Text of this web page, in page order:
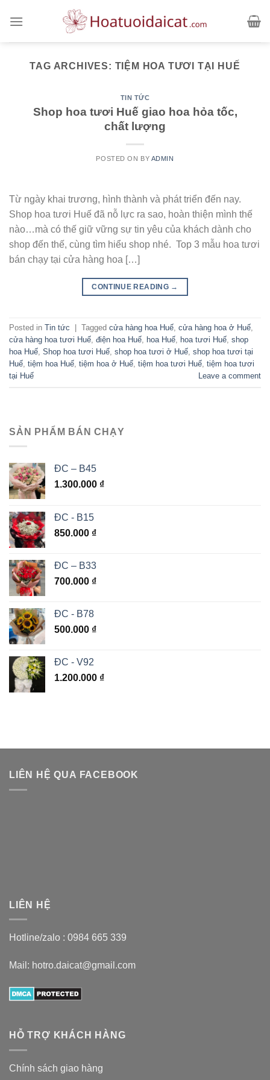
TAG ARCHIVES: TIỆM HOA TƯƠI TẠI HUẾ
TIN TỨC
Shop hoa tươi Huế giao hoa hỏa tốc,
chất lượng
POSTED ON BY ADMIN
Từ ngày khai trương, hình thành và phát triển đến nay.
Shop hoa tươi Huế đã nỗ lực ra sao, hoàn thiện mình thế
nào…mà có thế giữ vững sự tin yêu của khách dành cho
shop đến thế, cùng tìm hiểu shop nhé. Top 3 mẫu hoa tươi
bán chạy tại cửa hàng hoa […]
CONTINUE READING →
Posted in Tin tức Tagged cửa hàng hoa Huế cửa hàng hoa ở Huế
cửa hàng hoa tươi Huế điện hoa Huế hoa Huế hoa tươi Huế shop
hoa Huế Shop hoa tươi Huế shop hoa tươi ở Huế shop hoa tươi tại
Huế tiệm hoa Huế tiệm hoa ở Huế tiệm hoa tươi Huế tiệm hoa tươi
tại Huế
Leave a comment
SẢN PHẨM BÁN CHẠY
ĐC – B45
1.300.000 ₫
ĐC - B15
850.000 ₫
ĐC – B33
700.000 ₫
ĐC - B78
500.000 ₫
ĐC - V92
1.200.000 ₫
LIÊN HỆ QUA FACEBOOK
LIÊN HỆ
Hotline/zalo : 0984 665 339
Mail: hotro.daicat@gmail.com
HỖ TRỢ KHÁCH HÀNG
Chính sách giao hàng